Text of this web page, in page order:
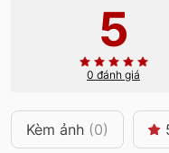
5
0 đánh giá
Kèm ảnh (0)